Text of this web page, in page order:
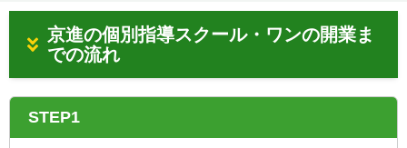
京進の個別指導スクール・ワンの開業ま
での流れ
STEP1